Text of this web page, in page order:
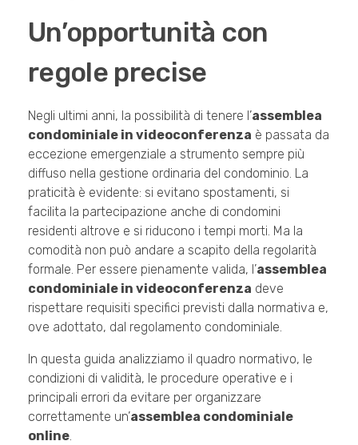
Un’opportunità con
regole precise
Negli ultimi anni, la possibilità di tenere l’assemblea
condominiale in videoconferenza è passata da
eccezione emergenziale a strumento sempre più
diffuso nella gestione ordinaria del condominio. La
praticità è evidente: si evitano spostamenti, si
facilita la partecipazione anche di condomini
residenti altrove e si riducono i tempi morti. Ma la
comodità non può andare a scapito della regolarità
formale. Per essere pienamente valida, l’assemblea
condominiale in videoconferenza deve
rispettare requisiti specifici previsti dalla normativa e,
ove adottato, dal regolamento condominiale.
In questa guida analizziamo il quadro normativo, le
condizioni di validità, le procedure operative e i
principali errori da evitare per organizzare
correttamente un’assemblea condominiale
online